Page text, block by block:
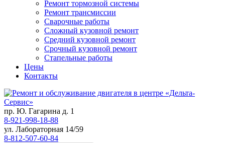
Ремонт тормозной системы
Ремонт трансмиссии
Сварочные работы
Сложный кузовной ремонт
Средний кузовной ремонт
Срочный кузовной ремонт
Стапельные работы
Цены
Контакты
пр. Ю. Гагарина д. 1
8-921-998-18-88
ул. Лабораторная 14/59
8-812-507-60-84